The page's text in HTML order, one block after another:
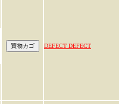
DEFECT DEFECT